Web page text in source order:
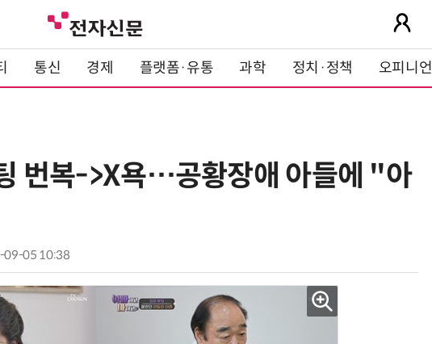
통신 경제 플랫폼·유통 과학 정치·정책 오피니언
번복->X욕…공황장애 아들에 "아
09-05 10:38